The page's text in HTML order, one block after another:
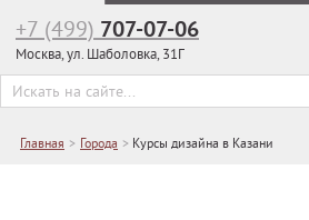
+7 (499) 707-07-06
Москва, ул. Шаболовка, 31Г
Главная > Города > Курсы дизайна в Казани